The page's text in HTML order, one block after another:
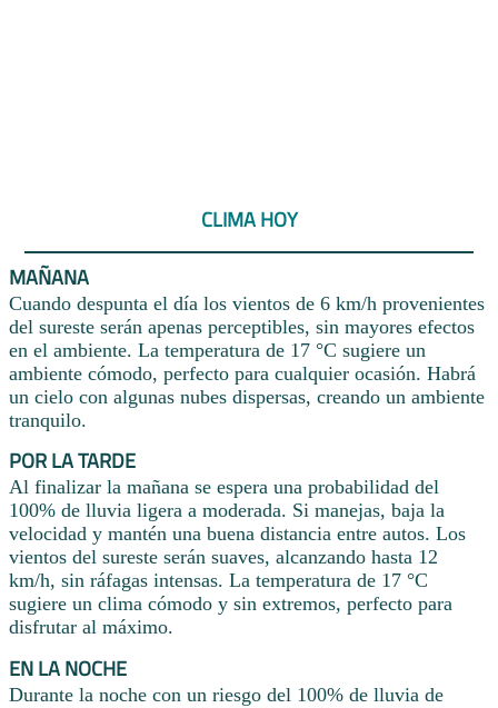
CLIMA HOY
MAÑANA
Cuando despunta el día los vientos de 6 km/h provenientes
del sureste serán apenas perceptibles, sin mayores efectos
en el ambiente. La temperatura de 17 °C sugiere un
ambiente cómodo, perfecto para cualquier ocasión. Habrá
un cielo con algunas nubes dispersas, creando un ambiente
tranquilo.
POR LA TARDE
Al finalizar la mañana se espera una probabilidad del
100% de lluvia ligera a moderada. Si manejas, baja la
velocidad y mantén una buena distancia entre autos. Los
vientos del sureste serán suaves, alcanzando hasta 12
km/h, sin ráfagas intensas. La temperatura de 17 °C
sugiere un clima cómodo y sin extremos, perfecto para
disfrutar al máximo.
EN LA NOCHE
Durante la noche con un riesgo del 100% de lluvia de